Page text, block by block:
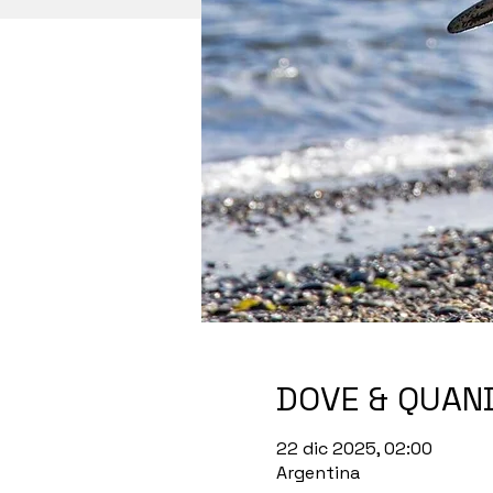
DOVE &
22 dic 2025, 02:00
Argentina